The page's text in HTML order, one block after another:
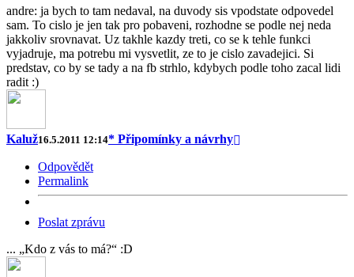
andre: ja bych to tam nedaval, na duvody sis vpodstate odpovedel
sam. To cislo je jen tak pro pobaveni, rozhodne se podle nej neda
jakkoliv srovnavat. Uz takhle kazdy treti, co se k tehle funkci
vyjadruje, ma potrebu mi vysvetlit, ze to je cislo zavadejici. Si
predstav, co by se tady a na fb strhlo, kdybych podle toho zacal lidi
radit :)
Kaluž16.5.2011 12:14* Připomínky a návrhy
Odpovědět
Permalink
Poslat zprávu
... „Kdo z vás to má?“ :D